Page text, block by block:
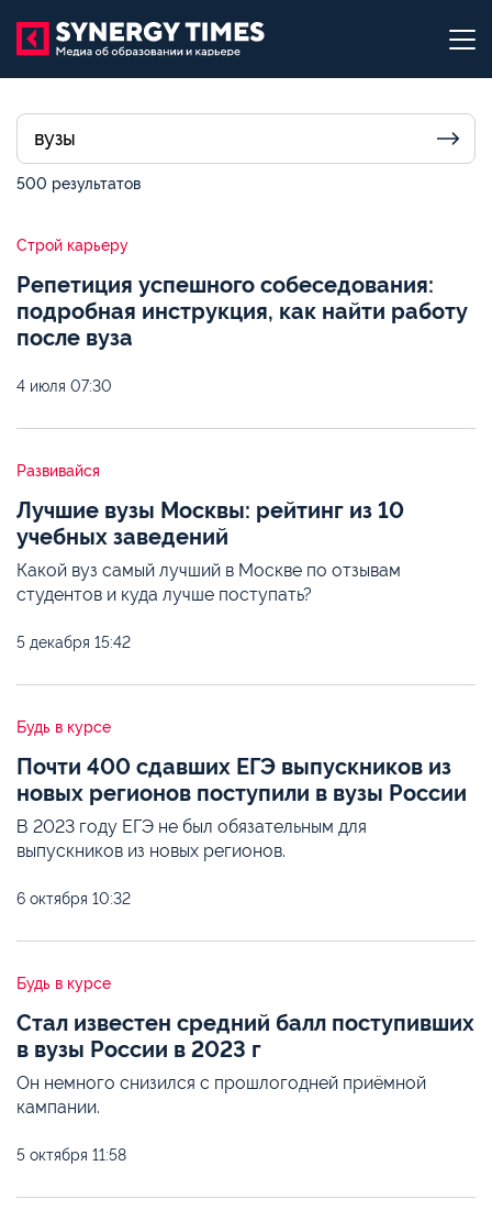
500 результатов
Строй карьеру
Репетиция успешного собеседования:
подробная инструкция, как найти работу
после вуза
4 июля 07:30
Развивайся
Лучшие вузы Москвы: рейтинг из 10
учебных заведений
Какой вуз самый лучший в Москве по отзывам
студентов и куда лучше поступать?
5 декабря 15:42
Будь в курсе
Почти 400 сдавших ЕГЭ выпускников из
новых регионов поступили в вузы России
В 2023 году ЕГЭ не был обязательным для
выпускников из новых регионов.
6 октября 10:32
Будь в курсе
Стал известен средний балл поступивших
в вузы России в 2023 г
Он немного снизился с прошлогодней приёмной
кампании.
5 октября 11:58